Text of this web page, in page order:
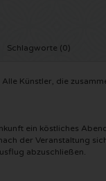
Schlagworte (0)
Künstler, die
ein köstliches
der Veranstaltung
abzuschließen.